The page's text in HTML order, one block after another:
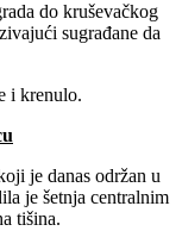
do kruševačkog
sugrađane da
i krenulo.
je danas održan u
je šetnja centralnim
tišina.